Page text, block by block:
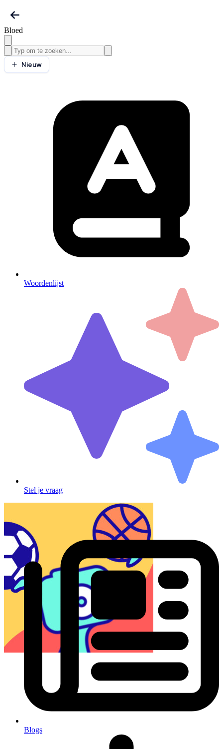
Bloed
Nieuw
Woordenlijst
Stel je vraag
Blogs